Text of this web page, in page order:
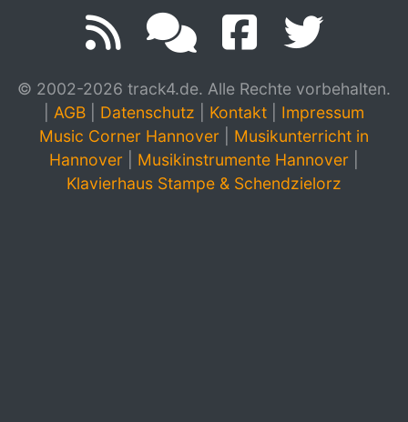
© 2002-2026 track4.de. Alle Rechte vorbehalten.
AGB Datenschutz Kontakt
Impressum
Music Corner Hannover
Musikunterricht in
Hannover
Musikinstrumente Hannover
Klavierhaus Stampe & Schendzielorz